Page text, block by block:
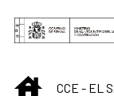
Saltar al
INICIOCCE - EL